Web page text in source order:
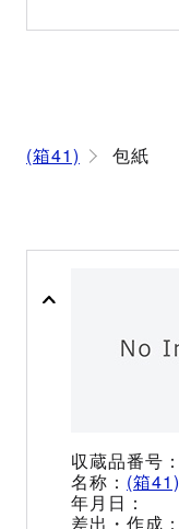
(箱41) 包紙
(箱41)